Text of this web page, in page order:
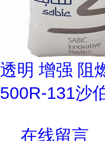
透明 增强 阻
500R-131沙
在线留言